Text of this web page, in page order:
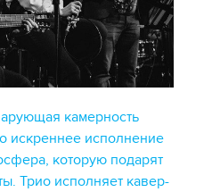
камерность
искреннее исполнение
которую подарят
Трио исполняет кавер-